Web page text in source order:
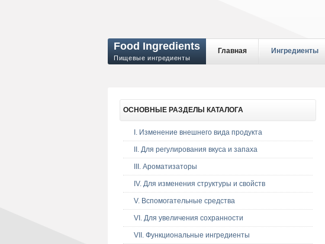
Food Ingredients
Пищевые ингредиенты
Главная Ингредиенты
ОСНОВНЫЕ РАЗДЕЛЫ КАТАЛОГА
I. Изменение внешнего вида продукта
II. Для регулирования вкуса и запаха
III. Ароматизаторы
IV. Для изменения структуры и свойств
V. Вспомогательные средства
VI. Для увеличения сохранности
VII. Функциональные ингредиенты